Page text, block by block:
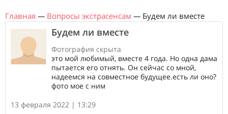
Главная — Вопросы экстрасенсам — Будем ли вместе
Будем ли вместе
Фотография скрыта
это мой любимый, вместе 4 года. Но одна дама
пытается его отнять. Он сейчас со мной,
надеемся на совместное будущее.есть ли оно?
фото мое с ним
13 февраля 2022 | 13:29